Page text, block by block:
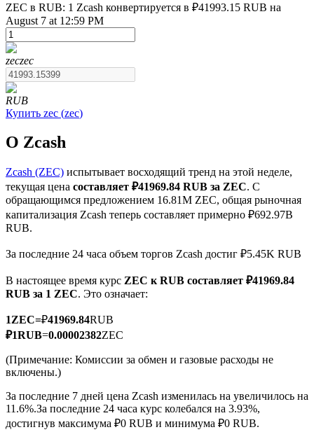
USDT-фьючерсы
Фьючерсы с использованием USDT в качестве
Фьючерсы на COIN-M
Криптовалютные фьючерсы
Деривативы на акции, форекс, драгоценные металлы и
ZEC в RUB: 1 Zcash конвертируется в ₽41993.15 RUB на
August 7 at 12:59 PM
zeczec
RUB
Купить zec (zec)
О Zcash
Zcash (ZEC) испытывает восходящий тренд на этой неделе,
текущая цена составляет ₽41969.84 RUB за ZEC. С
обращающимся предложением 16.81M ZEC, общая рыночная
капитализация Zcash теперь составляет примерно ₽692.97B
RUB.
За последние 24 часа объем торгов Zcash достиг ₽5.45K RUB
В настоящее время курс ZEC к RUB составляет ₽41969.84
RUB за 1 ZEC. Это означает:
1ZEC=₽41969.84RUB
₽1RUB=0.00002382ZEC
(Примечание: Комиссии за обмен и газовые расходы не
включены.)
За последние 7 дней цена Zcash изменилась на увеличилось на
11.6%.За последние 24 часа курс колебался на 3.93%,
достигнув максимума ₽0 RUB и минимума ₽0 RUB.